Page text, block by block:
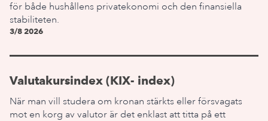
för både hushållens privatekonomi och den finansiella
stabiliteten.
3/8 2026
Valutakursindex (KIX- index)
När man vill studera om kronan stärkts eller försvagats
mot en korg av valutor är det enklast att titta på ett